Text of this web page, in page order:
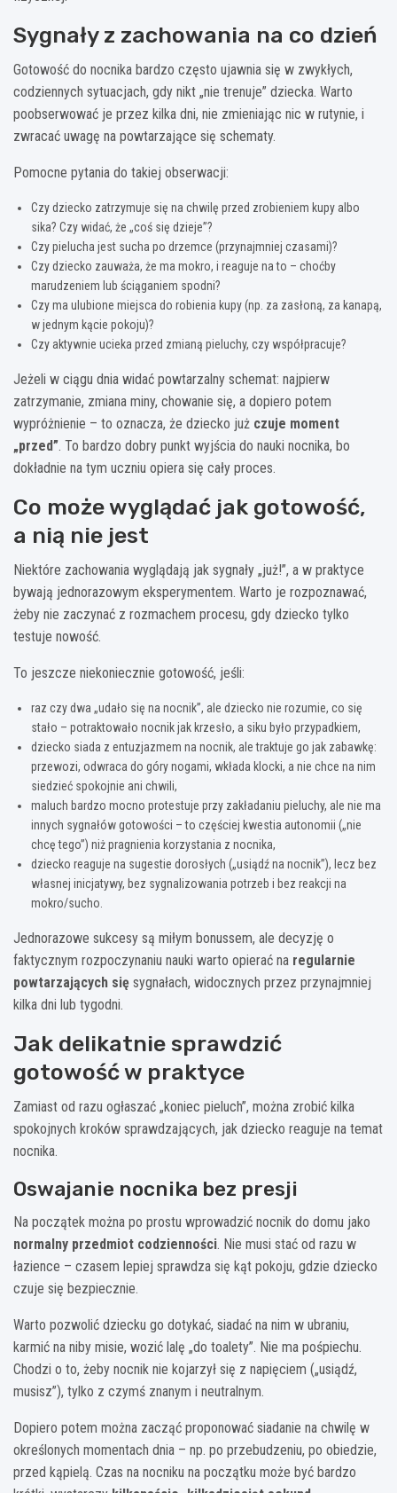
Sygnały z zachowania na co dzień
Gotowość do nocnika bardzo często ujawnia się w zwykłych,
codziennych sytuacjach, gdy nikt „nie trenuje” dziecka. Warto
poobserwować je przez kilka dni, nie zmieniając nic w rutynie, i
zwracać uwagę na powtarzające się schematy.
Pomocne pytania do takiej obserwacji:
Czy dziecko zatrzymuje się na chwilę przed zrobieniem kupy albo
sika? Czy widać, że „coś się dzieje”?
Czy pielucha jest sucha po drzemce (przynajmniej czasami)?
Czy dziecko zauważa, że ma mokro, i reaguje na to – choćby
marudzeniem lub ściąganiem spodni?
Czy ma ulubione miejsca do robienia kupy (np. za zasłoną, za kanapą,
w jednym kącie pokoju)?
Czy aktywnie ucieka przed zmianą pieluchy, czy współpracuje?
Jeżeli w ciągu dnia widać powtarzalny schemat: najpierw
zatrzymanie, zmiana miny, chowanie się, a dopiero potem
wypróżnienie – to oznacza, że dziecko już czuje moment
„przed”. To bardzo dobry punkt wyjścia do nauki nocnika, bo
dokładnie na tym uczniu opiera się cały proces.
Co może wyglądać jak gotowość,
a nią nie jest
Niektóre zachowania wyglądają jak sygnały „już!”, a w praktyce
bywają jednorazowym eksperymentem. Warto je rozpoznawać,
żeby nie zaczynać z rozmachem procesu, gdy dziecko tylko
testuje nowość.
To jeszcze niekoniecznie gotowość, jeśli:
raz czy dwa „udało się na nocnik”, ale dziecko nie rozumie, co się
stało – potraktowało nocnik jak krzesło, a siku było przypadkiem,
dziecko siada z entuzjazmem na nocnik, ale traktuje go jak zabawkę:
przewozi, odwraca do góry nogami, wkłada klocki, a nie chce na nim
siedzieć spokojnie ani chwili,
maluch bardzo mocno protestuje przy zakładaniu pieluchy, ale nie ma
innych sygnałów gotowości – to częściej kwestia autonomii („nie
chcę tego”) niż pragnienia korzystania z nocnika,
dziecko reaguje na sugestie dorosłych („usiądź na nocnik”), lecz bez
własnej inicjatywy, bez sygnalizowania potrzeb i bez reakcji na
mokro/sucho.
Jednorazowe sukcesy są miłym bonussem, ale decyzję o
faktycznym rozpoczynaniu nauki warto opierać na regularnie
powtarzających się sygnałach, widocznych przez przynajmniej
kilka dni lub tygodni.
Jak delikatnie sprawdzić
gotowość w praktyce
Zamiast od razu ogłaszać „koniec pieluch”, można zrobić kilka
spokojnych kroków sprawdzających, jak dziecko reaguje na temat
nocnika.
Oswajanie nocnika bez presji
Na początek można po prostu wprowadzić nocnik do domu jako
normalny przedmiot codzienności. Nie musi stać od razu w
łazience – czasem lepiej sprawdza się kąt pokoju, gdzie dziecko
czuje się bezpiecznie.
Warto pozwolić dziecku go dotykać, siadać na nim w ubraniu,
karmić na niby misie, wozić lalę „do toalety”. Nie ma pośpiechu.
Chodzi o to, żeby nocnik nie kojarzył się z napięciem („usiądź,
musisz”), tylko z czymś znanym i neutralnym.
Dopiero potem można zacząć proponować siadanie na chwilę w
określonych momentach dnia – np. po przebudzeniu, po obiedzie,
przed kąpielą. Czas na nocniku na początku może być bardzo